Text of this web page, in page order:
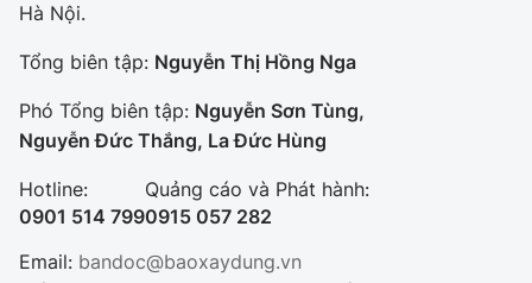
Hà Nội.
Tổng biên tập: Nguyễn Thị Hồng Nga
Phó Tổng biên tập: Nguyễn Sơn Tùng,
Nguyễn Đức Thắng, La Đức Hùng
Hotline:
0901 514 799
Quảng cáo và Phát hành:
0915 057 282
Email: bandoc@baoxaydung.vn